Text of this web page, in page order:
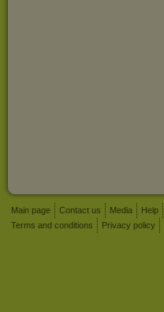
Main page Contact us Media Help
Terms and conditions
Privacy policy